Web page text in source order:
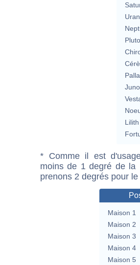
Lilith
* Comme il est
moins de 1 degré de la
prenons 2 degrés pour
Maison 1
Maison 2
Maison 3
Maison 4
Maison 5